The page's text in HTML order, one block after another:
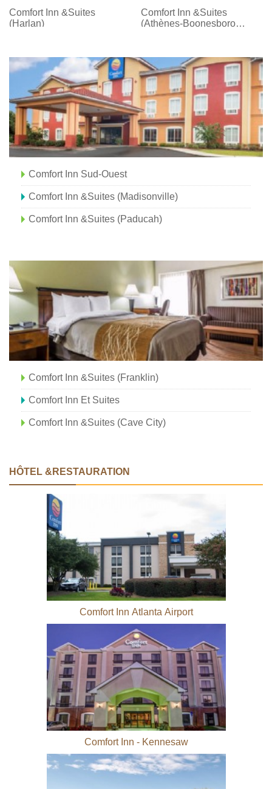
Comfort Inn &Suites
(Harlan)
Comfort Inn &Suites
(Athènes-Boonesboro
Comfort Inn Sud-Ouest
Comfort Inn &Suites (Madisonville)
Comfort Inn &Suites (Paducah)
Comfort Inn &Suites (Franklin)
Comfort Inn Et Suites
Comfort Inn &Suites (Cave City)
HÔTEL &RESTAURATION
Comfort Inn Atlanta Airport
Comfort Inn - Kennesaw